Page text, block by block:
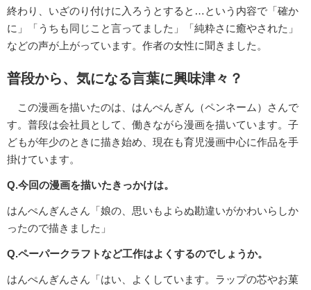
終わり、いざのり付けに入ろうとすると…という内容で「確か
に」「うちも同じこと言ってました」「純粋さに癒やされた」
などの声が上がっています。作者の女性に聞きました。
普段から、気になる言葉に興味津々？
この漫画を描いたのは、はんぺんぎん（ペンネーム）さんで
す。普段は会社員として、働きながら漫画を描いています。子
どもが年少のときに描き始め、現在も育児漫画中心に作品を手
掛けています。
Q.今回の漫画を描いたきっかけは。
はんぺんぎんさん「娘の、思いもよらぬ勘違いがかわいらしか
ったので描きました」
Q.ペーパークラフトなど工作はよくするのでしょうか。
はんぺんぎんさん「はい、よくしています。ラップの芯やお菓